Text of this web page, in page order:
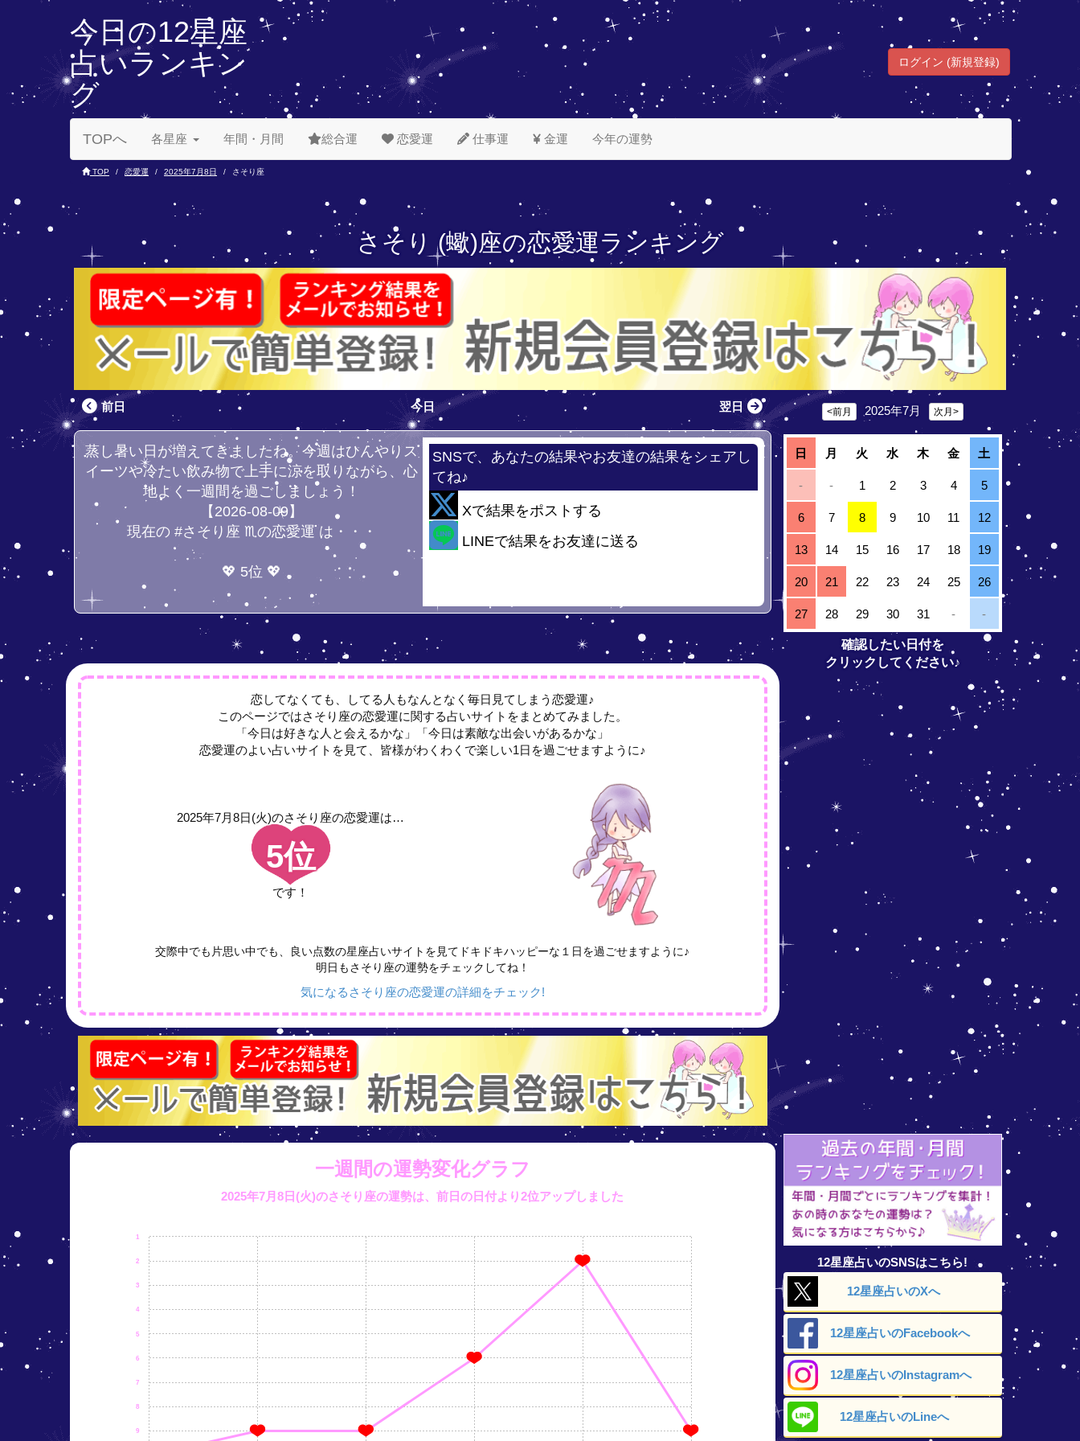
今日の12星座
占いランキン
グ
ログイン (新規登録)
TOPへ 各星座 年間・月間 総合運 恋愛運 仕事運 金運 今年の運勢
TOP 恋愛運 2025年7月8日 さそり座
さそり (蠍)座の恋愛運ランキング
前日 今日 翌日
蒸し暑い日が増えてきましたね。今週はひんやりス
イーツや冷たい飲み物で上手に涼を取りながら、心
地よく一週間を過ごしましょう！
【2026-08-09】
現在の #さそり座 ♏の恋愛運 は・・・
💖 5位 💖
SNSで、あなたの結果やお友達の結果をシェアし
てね♪
Xで結果をポストする
LINEで結果をお友達に送る
恋してなくても、してる人もなんとなく毎日見てしまう恋愛運♪
このページではさそり座の恋愛運に関する占いサイトをまとめてみました。
「今日は好きな人と会えるかな」「今日は素敵な出会いがあるかな」
恋愛運のよい占いサイトを見て、皆様がわくわくで楽しい1日を過ごせますように♪
2025年7月8日(火)のさそり座の恋愛運は…
5位
です！
交際中でも片思い中でも、良い点数の星座占いサイトを見てドキドキハッピーな１日を過ごせますように♪
明日もさそり座の運勢をチェックしてね！
気になるさそり座の恋愛運の詳細をチェック!
<前月 2025年7月 次月>
日 月 火 水 木 金 土
- - 1 2 3 4 5
6 7 8 9 10 11 12
13 14 15 16 17 18 19
20 21 22 23 24 25 26
27 28 29 30 31 - -
確認したい日付を
クリックしてください♪
一週間の運勢変化グラフ
2025年7月8日(火)のさそり座の運勢は、前日の日付より2位アップしました
9
8
7
6
5
4
3
2
1
12星座占いのSNSはこちら!
12星座占いのXへ
12星座占いのFacebookへ
12星座占いのInstagramへ
12星座占いのLineへ